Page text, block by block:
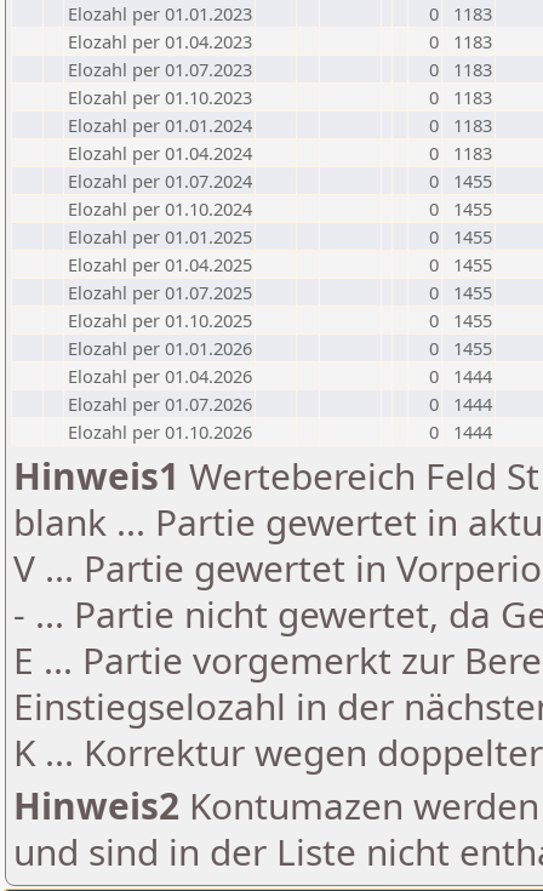
Elozahl per 01.01.2023
0
1183
Elozahl per 01.04.2023
0
1183
Elozahl per 01.07.2023
0
1183
Elozahl per 01.10.2023
0
1183
Elozahl per 01.01.2024
0
1183
Elozahl per 01.04.2024
0
1183
Elozahl per 01.07.2024
0
1455
Elozahl per 01.10.2024
0
1455
Elozahl per 01.01.2025
0
1455
Elozahl per 01.04.2025
0
1455
Elozahl per 01.07.2025
0
1455
Elozahl per 01.10.2025
0
1455
Elozahl per 01.01.2026
0
1455
Elozahl per 01.04.2026
0
1444
Elozahl per 01.07.2026
0
1444
Elozahl per 01.10.2026
0 1444
Hinweis1 Wertebereich Feld
blank ... Partie gewertet in
V ... Partie gewertet in
- ... Partie nicht gewertet, da
E ... Partie vorgemerkt zur
Einstiegselozahl in der
K ... Korrektur wegen
Hinweis2 Kontumazen
und sind in der Liste nicht